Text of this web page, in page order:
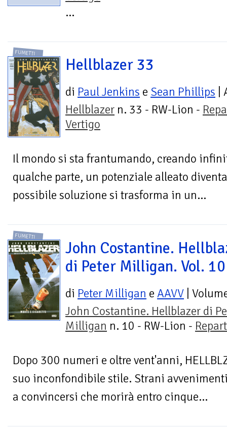
...
FUMETTI
Hellblazer 33
di Paul Jenkins e Sean Phillips |
Hellblazer n. 33 - RW-Lion -
Vertigo
Il mondo si sta frantumando, creando
qualche parte, un potenziale alleato
possibile soluzione si trasforma in un...
FUMETTI
John Costantine.
di Peter Milligan. Vol. 10
di Peter Milligan e AAVV |
John Costantine. Hellblazer di
Milligan n. 10 - RW-Lion -
Dopo 300 numeri e oltre vent'anni,
suo inconfondibile stile. Strani
a convincersi che morirà entro cinque...